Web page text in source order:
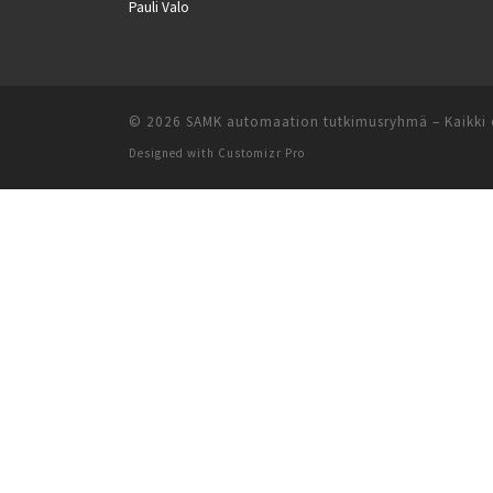
Pauli Valo
© 2026 SAMK automaation tutkimusryhmä – Kaikki
Designed with Customizr Pro